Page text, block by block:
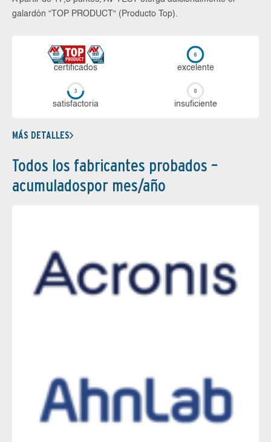
galardón “TOP PRODUCT“ (Producto Top).
certi­ficados ex­ce­len­te
sa­tis­fac­to­ria in­su­fi­cien­te
MÁS DETALLES
Todos los fabricantes probados –
acumuladospor mes/año